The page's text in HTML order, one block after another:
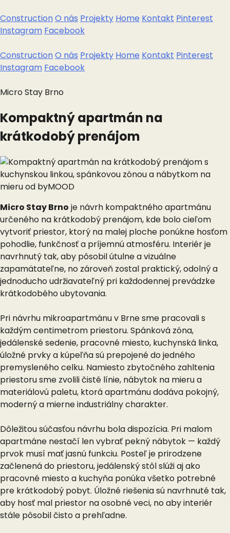
ConstructionO nás Projekty Home Kontakt Pinterest
Instagram Facebook
ConstructionO nás Projekty Home Kontakt Pinterest
Instagram Facebook
Micro Stay Brno
Kompaktný apartmán na
krátkodobý prenájom
Micro Stay Brno je návrh kompaktného apartmánu
určeného na krátkodobý prenájom, kde bolo cieľom
vytvoriť priestor, ktorý na malej ploche ponúkne hosťom
pohodlie, funkčnosť a príjemnú atmosféru. Interiér je
navrhnutý tak, aby pôsobil útulne a vizuálne
zapamätateľne, no zároveň zostal praktický, odolný a
jednoducho udržiavateľný pri každodennej prevádzke
krátkodobého ubytovania.
Pri návrhu mikroapartmánu v Brne sme pracovali s
každým centimetrom priestoru. Spánková zóna,
jedálenské sedenie, pracovné miesto, kuchynská linka,
úložné prvky a kúpeľňa sú prepojené do jedného
premysleného celku. Namiesto zbytočného zahltenia
priestoru sme zvolili čisté línie, nábytok na mieru a
materiálovú paletu, ktorá apartmánu dodáva pokojný,
moderný a mierne industriálny charakter.
Dôležitou súčasťou návrhu bola dispozícia. Pri malom
apartmáne nestačí len vybrať pekný nábytok — každý
prvok musí mať jasnú funkciu. Posteľ je prirodzene
začlenená do priestoru, jedálenský stôl slúži aj ako
pracovné miesto a kuchyňa ponúka všetko potrebné
pre krátkodobý pobyt. Úložné riešenia sú navrhnuté tak,
aby hosť mal priestor na osobné veci, no aby interiér
stále pôsobil čisto a prehľadne.